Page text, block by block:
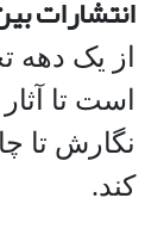
انتشارات
از یک دهه
است تا
نگارش تا
کند.